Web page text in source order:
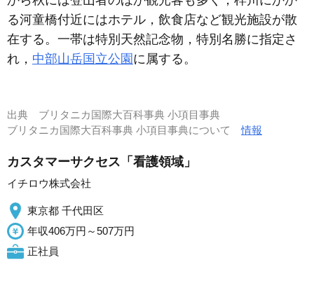
る河童橋付近にはホテル，飲食店など観光施設が散
在する。一帯は特別天然記念物，特別名勝に指定さ
れ， 中部山岳国立公園 に属する。
出典 ブリタニカ国際大百科事典 小項目事典
ブリタニカ国際大百科事典 小項目事典について情報
カスタマーサクセス「看護領域」
イチロウ株式会社
東京都 千代田区
年収406万円～507万円
正社員